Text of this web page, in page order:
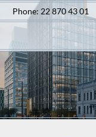
Phone: 22 870 43 01